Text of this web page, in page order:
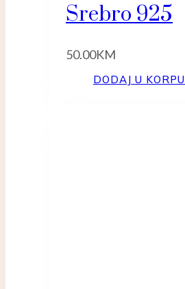
Srebro 925
50.00KM
DODAJ U KORPU